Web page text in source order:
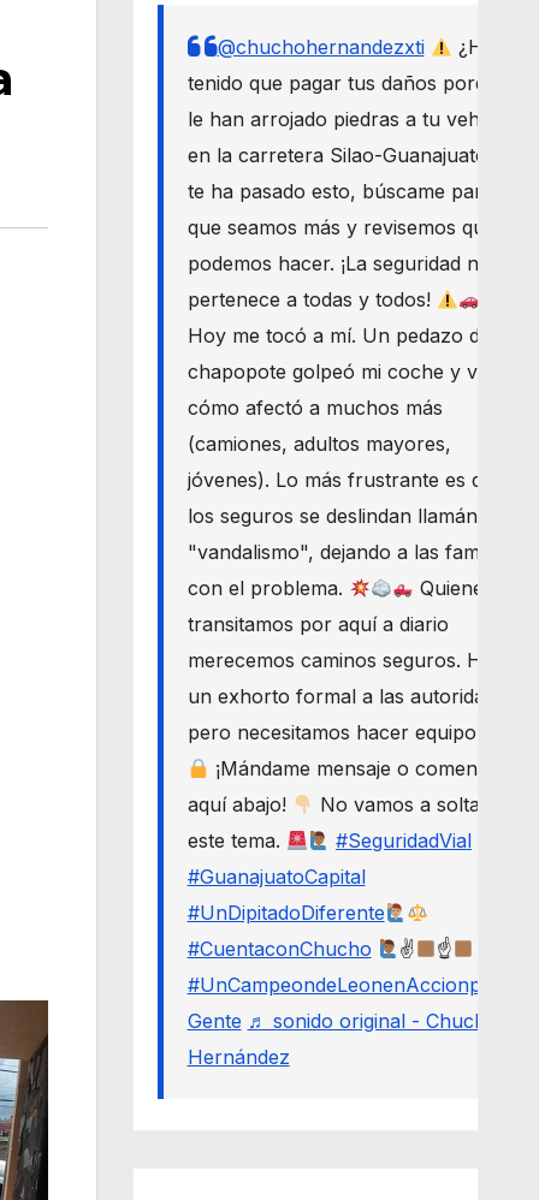
@chuchohernandezxti
¿Has
tenido que pagar tus daños porque
le han arrojado piedras a tu vehículo
en la carretera Silao-Guanajuato? Si
te ha pasado esto, búscame para
que seamos más y revisemos qué
podemos hacer. ¡La seguridad nos
pertenece a todas y todos!
Hoy me tocó a mí. Un pedazo de
chapopote golpeó mi coche y vi
cómo afectó a muchos más
(camiones, adultos mayores,
jóvenes). Lo más frustrante es que
los seguros se deslindan llamándolo
"vandalismo", dejando a las familias
con el problema.
Quienes
transitamos por aquí a diario
merecemos caminos seguros. Haré
un exhorto formal a las autoridades,
pero necesitamos hacer equipo.
¡Mándame mensaje o comenta
aquí abajo!
No vamos a soltar
este tema.
#SeguridadVial
#GuanajuatoCapital
#UnDipitadoDiferente
#CuentaconChucho
✌
☝
#UnCampeondeLeonenAccionporLa
Gente ♬ sonido original - Chucho
Hernández